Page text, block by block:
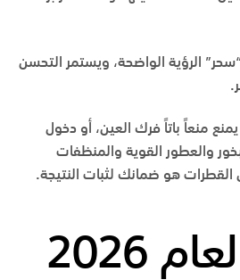
“سحر” الرؤية الواضحة، ويستمر التحسن
يمنع منعاً باتاً فرك العين، أو دخول
والعطور القوية والمنظفات
القطرات هو ضمانك لثبات النتيجة.
2026